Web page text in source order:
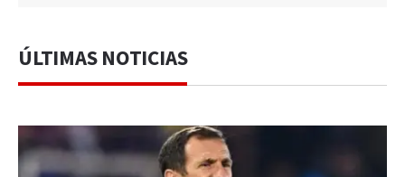
ÚLTIMAS NOTICIAS